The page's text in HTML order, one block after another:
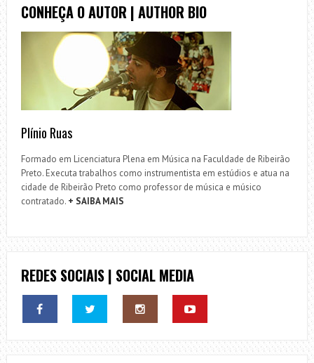
CONHEÇA O AUTOR | AUTHOR BIO
Plínio Ruas
Formado em Licenciatura Plena em Música na Faculdade de Ribeirão
Preto. Executa trabalhos como instrumentista em estúdios e atua na
cidade de Ribeirão Preto como professor de música e músico
contratado. + SAIBA MAIS
REDES SOCIAIS | SOCIAL MEDIA